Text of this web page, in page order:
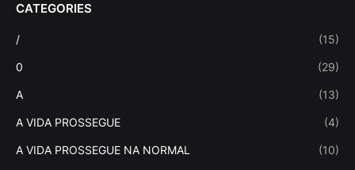
CATEGORIES
/ (15)
0 (29)
A (13)
A VIDA PROSSEGUE (4)
A VIDA PROSSEGUE NA NORMAL (10)